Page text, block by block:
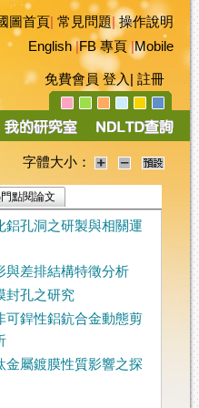
圖首頁 常見問題|操作說明
English|FB 專頁|Mobile
免費會員 登入 註冊
字體大小：
點閱論文
鋁孔洞之研製與相關運
與差排結構特徵分析
封孔之研究
可銲性鋁鈧合金動態剪
金屬鍍膜性質影響之探